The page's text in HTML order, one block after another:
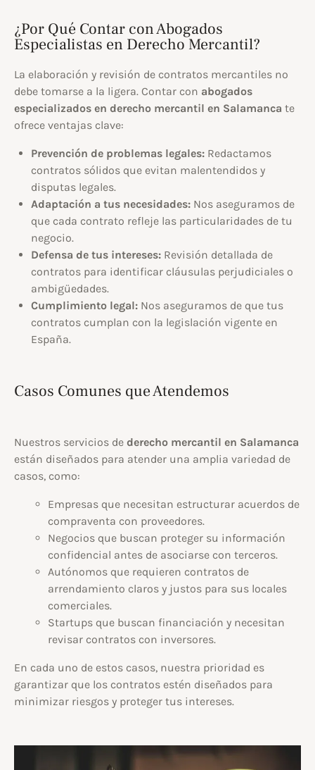
¿Por Qué Contar con Abogados
Especialistas en Derecho Mercantil?
La elaboración y revisión de contratos mercantiles no
debe tomarse a la ligera. Contar con abogados
especializados en derecho mercantil en Salamanca te
ofrece ventajas clave:
Prevención de problemas legales: Redactamos
contratos sólidos que evitan malentendidos y
disputas legales.
Adaptación a tus necesidades: Nos aseguramos de
que cada contrato refleje las particularidades de tu
negocio.
Defensa de tus intereses: Revisión detallada de
contratos para identificar cláusulas perjudiciales o
ambigüedades.
Cumplimiento legal: Nos aseguramos de que tus
contratos cumplan con la legislación vigente en
España.
Casos Comunes que Atendemos
Nuestros servicios de derecho mercantil en Salamanca
están diseñados para atender una amplia variedad de
casos, como:
Empresas que necesitan estructurar acuerdos de
compraventa con proveedores.
Negocios que buscan proteger su información
confidencial antes de asociarse con terceros.
Autónomos que requieren contratos de
arrendamiento claros y justos para sus locales
comerciales.
Startups que buscan financiación y necesitan
revisar contratos con inversores.
En cada uno de estos casos, nuestra prioridad es
garantizar que los contratos estén diseñados para
minimizar riesgos y proteger tus intereses.